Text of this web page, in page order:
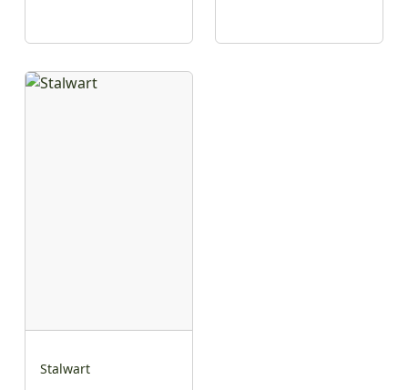
Stalwart